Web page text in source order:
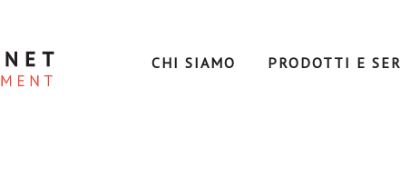
CHI SIAMO PRODOTTI E